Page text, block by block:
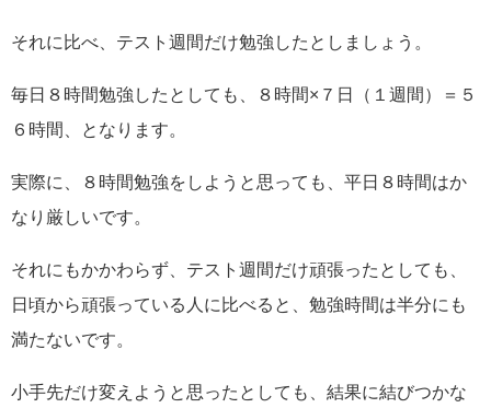
それに比べ、テスト週間だけ勉強したとしましょう。
毎日８時間勉強したとしても、８時間×７日（１週間）＝５
６時間、となります。
実際に、８時間勉強をしようと思っても、平日８時間はか
なり厳しいです。
それにもかかわらず、テスト週間だけ頑張ったとしても、
日頃から頑張っている人に比べると、勉強時間は半分にも
満たないです。
小手先だけ変えようと思ったとしても、結果に結びつかな